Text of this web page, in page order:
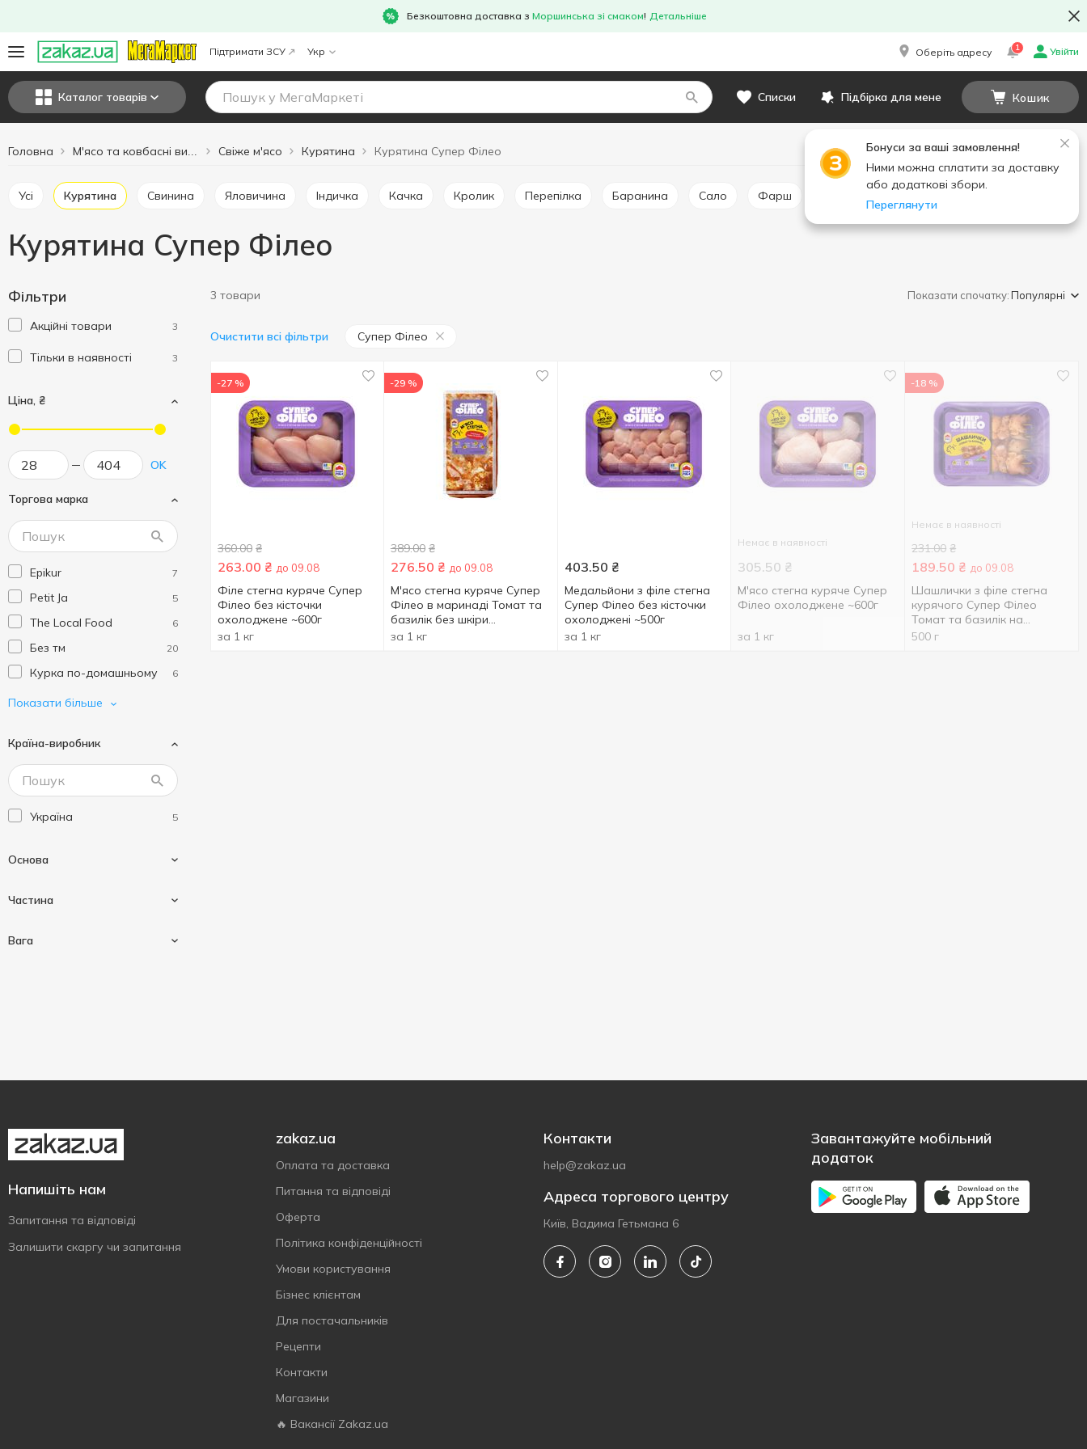
Безкоштовна доставка з Моршинська зі смаком! Детальніше
Підтримати ЗСУ Укр Оберіть адресу 1 Увійти
Каталог товарів Списки Підбірка для мене Кошик
Бонуси за ваші замовлення!
Ними можна сплатити за доставку
або додаткові збори.
Переглянути
Головна Свіже м'ясо Курятина Курятина Супер Філео
Усі Курятина Свинина Яловичина Індичка Качка Кролик Перепілка Баранина Сало Фарш
Курятина Супер Філео
Фільтри
Акційні товари 3
Тільки в наявності 3
Ціна, ₴
OK
Торгова марка
Epikur 7
Petit Ja 5
The Local Food 6
Без тм 20
Курка по-домашньому 6
Натурвіль
Наша Ряба Апетитна 1
Супер Філео 5
Показати більше
Країна-виробник
Україна 5
Основа
Частина
Вага
3 товари Показати спочатку:Популярні
Очистити всі фільтри Супер Філео
-27 %
360.00 ₴
263.00 ₴ до 09.08
Філе стегна куряче Супер
Філео без кісточки
охолоджене ~600г
за 1 кг
-29 %
389.00 ₴
276.50 ₴ до 09.08
М'ясо стегна куряче Супер
Філео в маринаді Томат та
базилік без шкіри
охолоджене ~1кг
за 1 кг
403.50 ₴
Медальйони з філе стегна
Супер Філео без кісточки
охолоджені ~500г
за 1 кг
Немає в наявності
305.50 ₴
М'ясо стегна куряче Супер
Філео охолоджене ~600г
за 1 кг
-18 %
Немає в наявності
231.00 ₴
189.50 ₴ до 09.08
Шашлички з філе стегна
курячого Супер Філео
Томат та базилік на
шпажках охолоджені 500г
500 г
Напишіть нам
Запитання та відповіді
Залишити скаргу чи запитання
zakaz.ua
Оплата та доставка
Питання та відповіді
Оферта
Політика конфіденційності
Умови користування
Бізнес клієнтам
Для постачальників
Рецепти
Контакти
Магазини
🔥 Вакансії Zakaz.ua
Контакти
help@zakaz.ua
Адреса торгового центру
Київ, Вадима Гетьмана 6
Завантажуйте мобільний
додаток